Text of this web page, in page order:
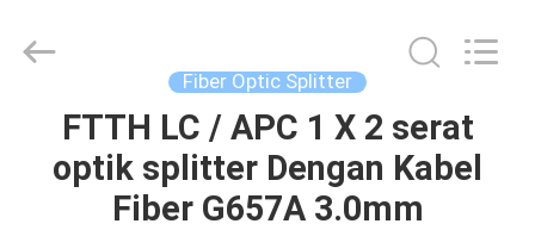
RUMAH
PRODUK
Tech.
Fiber Optic Splitter
FTTH LC / APC 1 X 2 serat
optik splitter Dengan Kabel
Fiber G657A 3.0mm